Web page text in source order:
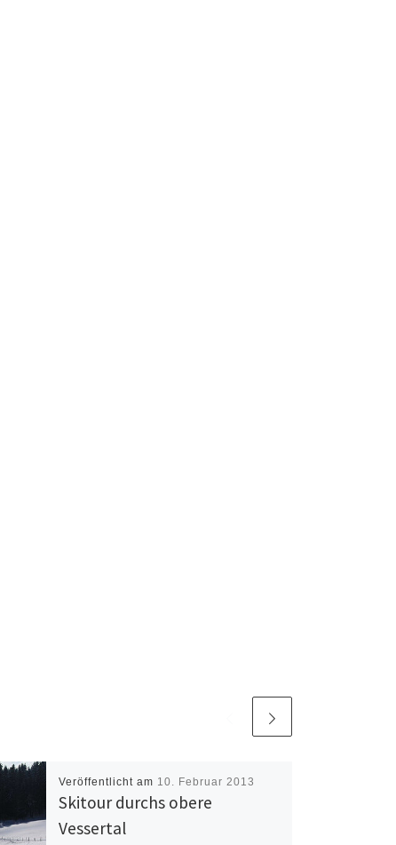
Veröffentlicht am 10. Februar 2013
Skitour durchs obere
Vessertal